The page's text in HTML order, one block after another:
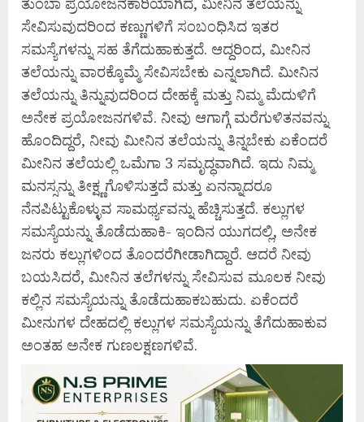
ಸೇವಿಸುವುದರಿಂದ ಕಣ್ಣುಗಳಿಗೆ ಸಂಬಂಧಿಸಿದ ಇತರ
ಸಮಸ್ಯೆಗಳನ್ನು ಸಹ ತೆಗೆದುಹಾಕುತ್ತದೆ. ಆದ್ದರಿಂದ, ಮೀನಿನ
ತಲೆಯನ್ನು ವಾರಕ್ಕೊಮ್ಮೆ ಸೇವಿಸಬೇಕು ಎನ್ನಲಾಗಿದೆ. ಮೀನಿನ
ತಲೆಯನ್ನು ತಿನ್ನುವುದರಿಂದ ದೇಹಕ್ಕೆ ಮತ್ತು ನಿಮ್ಮ ಮೆದುಳಿಗೆ
ಅನೇಕ ಪ್ರಯೋಜನಗಳಿವೆ. ನೀವು ಆಗಾಗ್ಗೆ ಮರೆಗುಳಿತನವನ್ನು
ಹೊಂದಿದ್ದರೆ, ನೀವು ಮೀನಿನ ತಲೆಯನ್ನು ತಿನ್ನಬೇಕು ಏಕೆಂದರೆ
ಮೀನಿನ ತಲೆಯಲ್ಲಿ ಒಮೆಗಾ 3 ಸಮೃದ್ಧವಾಗಿದೆ. ಇದು ನಿಮ್ಮ
ಮನಸ್ಸನ್ನು ತೀಕ್ಷ್ಣಗೊಳಿಸುತ್ತದೆ ಮತ್ತು ಏನನ್ನಾದರೂ
ನೆನಪಿಟ್ಟುಕೊಳ್ಳುವ ಸಾಮರ್ಥ್ಯವನ್ನು ಹೆಚ್ಚಿಸುತ್ತದೆ. ಕಲ್ಲುಗಳ
ಸಮಸ್ಯೆಯನ್ನು ತೊಡೆದುಹಾಕಿ- ಇಂದಿನ ಯುಗದಲ್ಲಿ, ಅನೇಕ
ಜನರು ಕಲ್ಲುಗಳಿಂದ ತೊಂದರೆಗೀಡಾಗಿದ್ದಾರೆ. ಆದರೆ ನೀವು
ಬಯಸಿದರೆ, ಮೀನಿನ ತಲೆಗಳನ್ನು ಸೇವಿಸುವ ಮೂಲಕ ನೀವು
ಕಲ್ಲಿನ ಸಮಸ್ಯೆಯನ್ನು ತೊಡೆದುಹಾಕಬಹುದು. ಏಕೆಂದರೆ
ಮೀನುಗಳ ದೇಹದಲ್ಲಿ ಕಲ್ಲುಗಳ ಸಮಸ್ಯೆಯನ್ನು ತೆಗೆದುಹಾಕುವ
ಅಂತಹ ಅನೇಕ ಗುಣಲಕ್ಷಣಗಳಿವೆ.